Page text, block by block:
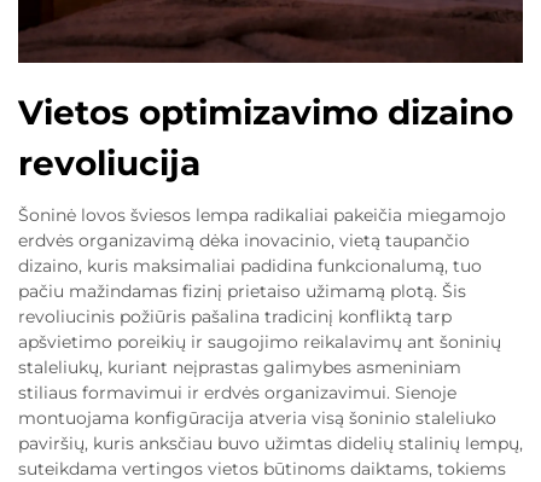
Vietos optimizavimo dizaino
revoliucija
Šoninė lovos šviesos lempa radikaliai pakeičia miegamojo
erdvės organizavimą dėka inovacinio, vietą taupančio
dizaino, kuris maksimaliai padidina funkcionalumą, tuo
pačiu mažindamas fizinį prietaiso užimamą plotą. Šis
revoliucinis požiūris pašalina tradicinį konfliktą tarp
apšvietimo poreikių ir saugojimo reikalavimų ant šoninių
staleliukų, kuriant neįprastas galimybes asmeniniam
stiliaus formavimui ir erdvės organizavimui. Sienoje
montuojama konfigūracija atveria visą šoninio staleliuko
paviršių, kuris anksčiau buvo užimtas didelių stalinių lempų,
suteikdama vertingos vietos būtinoms daiktams, tokiems